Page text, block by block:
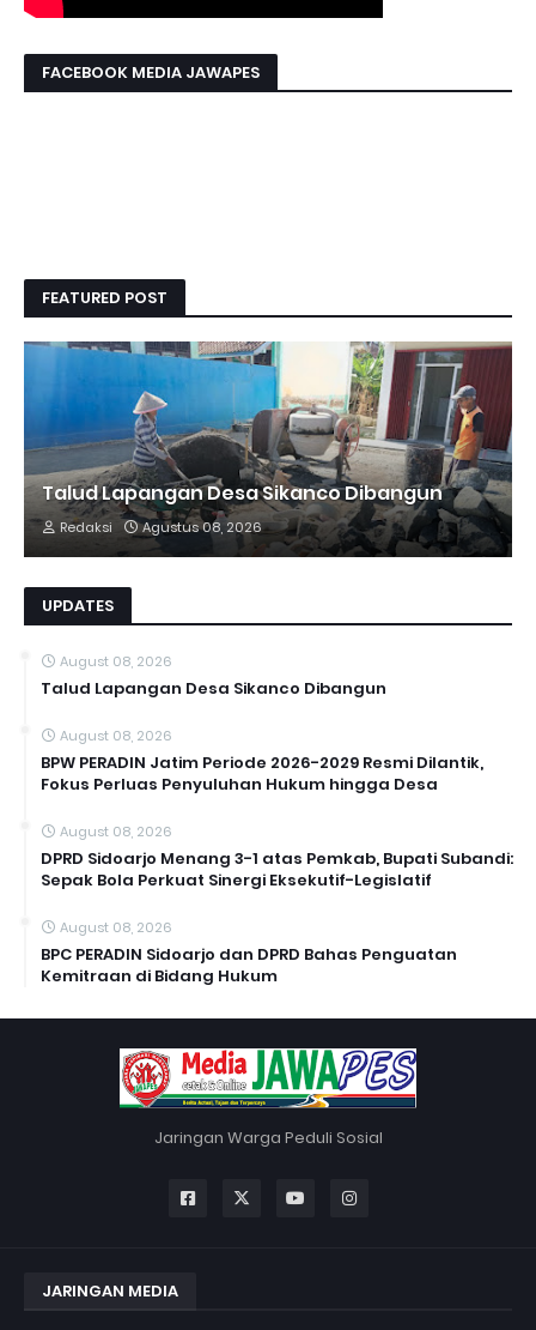
FACEBOOK MEDIA JAWAPES
FEATURED POST
Talud Lapangan Desa Sikanco Dibangun
Redaksi Agustus 08, 2026
UPDATES
August 08, 2026
Talud Lapangan Desa Sikanco Dibangun
August 08, 2026
BPW PERADIN Jatim Periode 2026-2029 Resmi Dilantik,
Fokus Perluas Penyuluhan Hukum hingga Desa
August 08, 2026
DPRD Sidoarjo Menang 3-1 atas Pemkab, Bupati Subandi:
Sepak Bola Perkuat Sinergi Eksekutif-Legislatif
August 08, 2026
BPC PERADIN Sidoarjo dan DPRD Bahas Penguatan
Kemitraan di Bidang Hukum
Jaringan Warga Peduli Sosial
JARINGAN MEDIA